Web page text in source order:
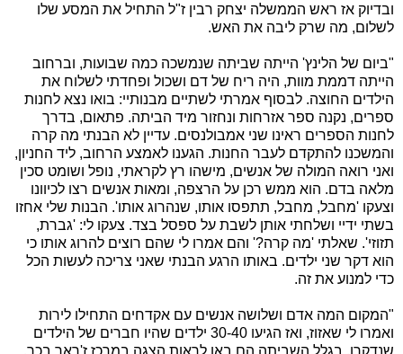
ובדיוק אז ראש הממשלה יצחק רבין ז"ל התחיל את המסע שלו
לשלום, מה שרק ליבה את האש.
"ביום של הלינץ' הייתה שביתה שנמשכה כמה שבועות, וברחוב
הייתה דממת מוות, היה ריח של דם ושכול ופחדתי לשלוח את
הילדים החוצה. לבסוף אמרתי לשתיים מבנותיי: בואו נצא לחנות
ספרים, נקנה ספר אזרחות ונחזור מיד הביתה. פתאום, בדרך
לחנות הספרים ראינו שני אמבולנסים. עדיין לא הבנתי מה קרה
והמשכנו להתקדם לעבר החנות. הגענו לאמצע הרחוב, ליד החניון,
ואני רואה המולה של אנשים, מישהו רץ לקראתי, נופל ושומט סכין
מלאה בדם. הוא ממש רכן על הרצפה, ומאות אנשים רצו לכיוונו
וצעקו 'מחבל, מחבל, תתפסו אותו, שנהרוג אותו'. הבנות שלי אחזו
בשתי ידיי ושלחתי אותן לשבת על ספסל בצד. צעקו לי: 'גברת,
תזוזי'. שאלתי 'מה קרה?' והם אמרו לי שהם רוצים להרוג אותו כי
הוא דקר שני ילדים. באותו הרגע הבנתי שאני צריכה לעשות הכל
כדי למנוע את זה.
"המקום המה אדם ושלושה אנשים עם אקדחים התחילו לירות
ואמרו לי שאזוז, ואז הגיעו 30-40 ילדים שהיו חברים של הילדים
שנדקרו. בגלל השביתה הם באו לראות הצגה במרכז ז'ראר בכר.